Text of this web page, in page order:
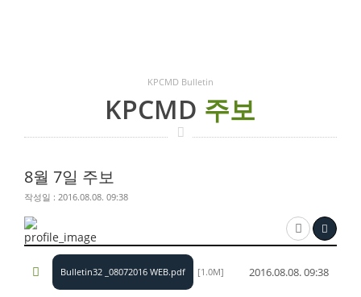
KPCMD Bulletin
KPCMD 주보
8월 7일 주보
작성일 : 2016.08.08. 09:38
Bulletin32 _08072016 WEB.pdf [1.0M] 2016.08.08. 09:38